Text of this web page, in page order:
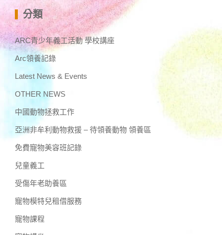
分類
ARC青少年義工活動 學校講座
Arc領養記錄
Latest News & Events
OTHER NEWS
中國動物拯救工作
亞洲非牟利動物救援 – 待領養動物 領養區
免費寵物美容班記錄
兒童義工
受傷年老助養區
寵物模特兒租借服務
寵物課程